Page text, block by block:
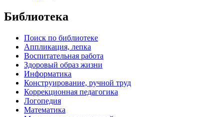
Библиотека
Поиск по библиотеке
Аппликация, лепка
Воспитательная работа
Здоровый образ жизни
Информатика
Конструирование, ручной труд
Коррекционная педагогика
Логопедия
Математика